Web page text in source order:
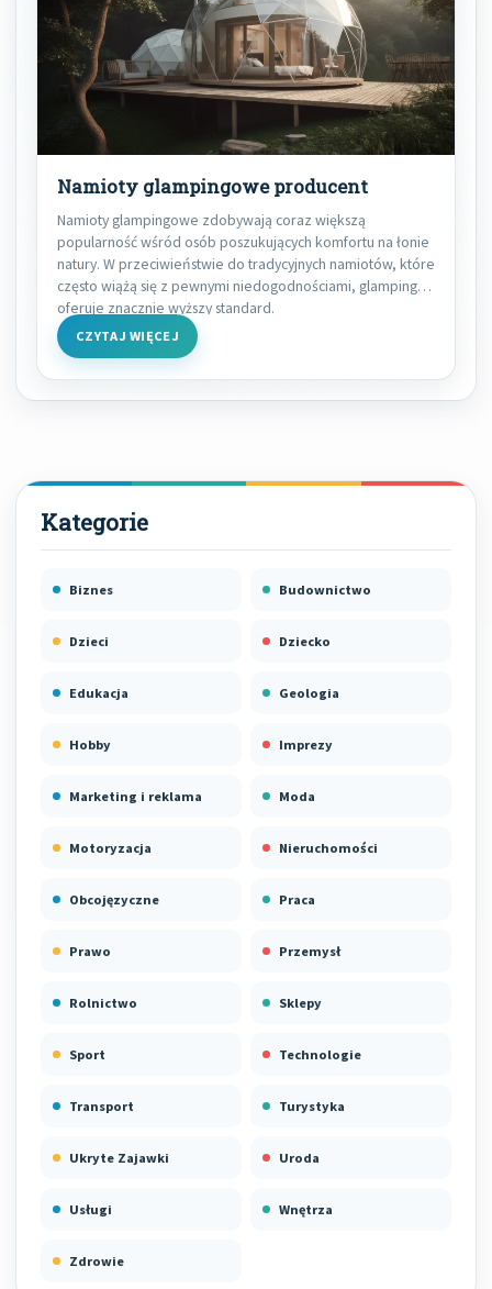
Namioty glampingowe producent
Namioty glampingowe zdobywają coraz większą
popularność wśród osób poszukujących komfortu na łonie
natury. W przeciwieństwie do tradycyjnych namiotów, które
często wiążą się z pewnymi niedogodnościami, glamping
oferuje znacznie wyższy standard.
CZYTAJ WIĘCEJ
Biznes Budownictwo
Dzieci Dziecko
Edukacja Geologia
Hobby Imprezy
Marketing i reklama Moda
Motoryzacja Nieruchomości
Obcojęzyczne Praca
Prawo Przemysł
Rolnictwo Sklepy
Sport Technologie
Transport Turystyka
Ukryte Zajawki Uroda
Usługi Wnętrza
Zdrowie